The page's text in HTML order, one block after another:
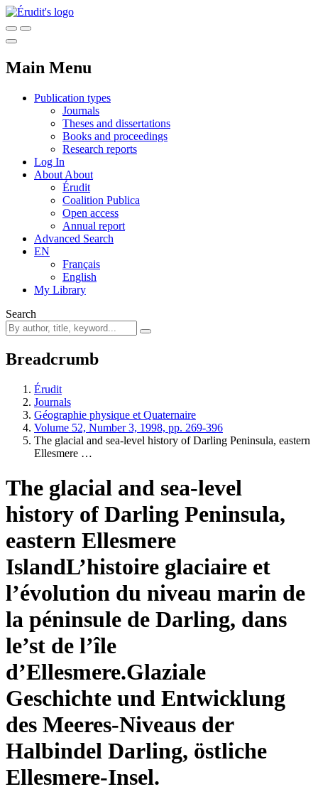
Main Menu
Publication types
Journals
Theses and dissertations
Books and proceedings
Research reports
Log In
About About
Érudit
Coalition Publica
Open access
Annual report
Advanced Search
EN
Français
English
My Library
Search
Breadcrumb
Érudit
Journals
Géographie physique et Quaternaire
Volume 52, Number 3, 1998, pp. 269-396
The glacial and sea-level history of Darling Peninsula, eastern
Ellesmere …
The glacial and sea-level
history of Darling Peninsula,
eastern Ellesmere
IslandL’histoire glaciaire et
l’évolution du niveau marin de
la péninsule de Darling, dans
le’st de l’île
d’Ellesmere.Glaziale
Geschichte und Entwicklung
des Meeres-Niveaus der
Halbindel Darling, östliche
Ellesmere-Insel.